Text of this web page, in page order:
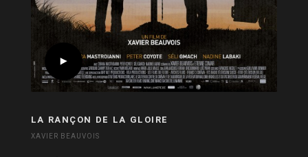
LA RANÇON DE LA GLOIRE
XAVIER BEAUVOIS